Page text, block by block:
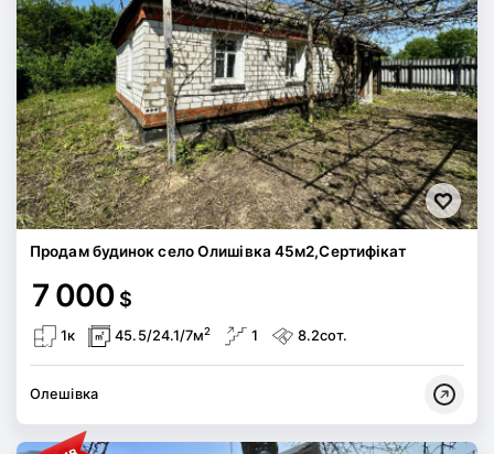
Продам будинок село Олишівка 45м2,Сертифікат
7 000 $
1к 45.5/24.1/7м2 1 8.2сот.
Олешівка